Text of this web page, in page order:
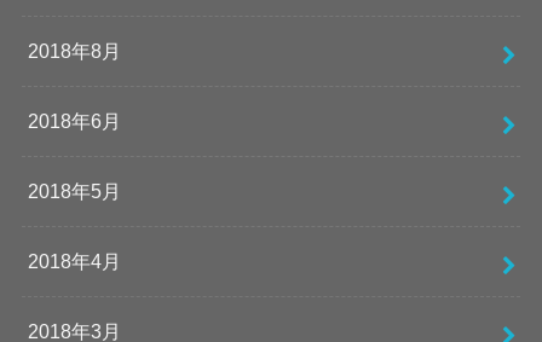
2018年8月
2018年6月
2018年5月
2018年4月
2018年3月